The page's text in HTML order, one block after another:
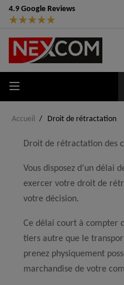
4.9 Google Reviews
★★★★★
Accueil Droit de rétractation
Droit de rétractation des
Vous disposez d’un délai
exercer votre droit de
votre décision.
Ce délai court à compter
tiers autre que le
prenez physiquement
marchandise de votre